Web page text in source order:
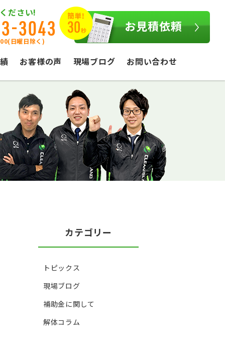
ださい!
3043
日曜日除く)
お見積依頼
お客様の声 現場ブログ お問い合わせ
カテゴリー
トピックス
現場ブログ
補助金に関して
解体コラム